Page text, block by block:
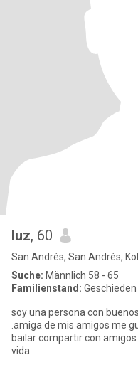
luz, 60
San Andrés, San Andrés,
Suche: Männlich 58 - 65
Familienstand: Geschieden
soy una persona con
.amiga de mis amigos me gusta viajar conocer gente me gusta
bailar compartir con
vida